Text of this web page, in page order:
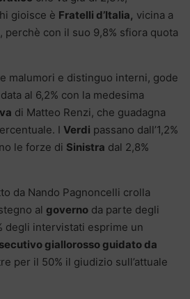
gioisce è Fratelli d’Italia, vicina a
perchè con il suo 9,8% sfiora quota
malumori e distinguo interni, gode
al 6,2% con la medesima
di Matteo Renzi, che guadagna
I Verdi passano dall’1,2%
le forze di Sinistra dal 2,8%
da Nando Pagnoncelli crolla
al governo da parte degli
degli intervistati esprime un
giallorosso guidato da
per il 50% il giudizio sull’attuale